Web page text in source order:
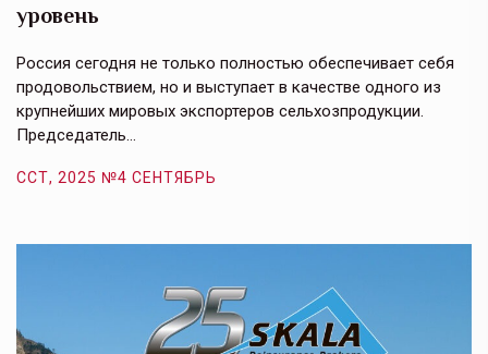
уровень
Россия сегодня не только полностью обеспечивает себя
продовольствием, но и выступает в качестве одного из
крупнейших мировых экспортеров сельхозпродукции.
Председатель…
ССТ, 2025 №4 СЕНТЯБРЬ